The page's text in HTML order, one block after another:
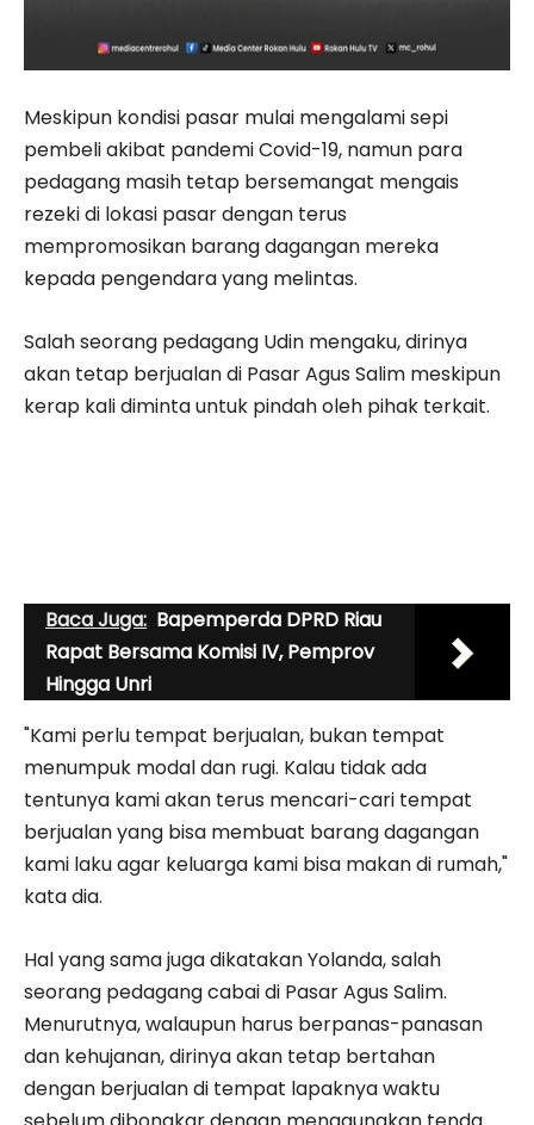
Meskipun kondisi pasar mulai mengalami sepi
pembeli akibat pandemi Covid-19, namun para
pedagang masih tetap bersemangat mengais
rezeki di lokasi pasar dengan terus
mempromosikan barang dagangan mereka
kepada pengendara yang melintas.
Salah seorang pedagang Udin mengaku, dirinya
akan tetap berjualan di Pasar Agus Salim meskipun
kerap kali diminta untuk pindah oleh pihak terkait.
Baca Juga: Bapemperda DPRD Riau
Rapat Bersama Komisi IV, Pemprov
Hingga Unri
"Kami perlu tempat berjualan, bukan tempat
menumpuk modal dan rugi. Kalau tidak ada
tentunya kami akan terus mencari-cari tempat
berjualan yang bisa membuat barang dagangan
kami laku agar keluarga kami bisa makan di rumah,"
kata dia.
Hal yang sama juga dikatakan Yolanda, salah
seorang pedagang cabai di Pasar Agus Salim.
Menurutnya, walaupun harus berpanas-panasan
dan kehujanan, dirinya akan tetap bertahan
dengan berjualan di tempat lapaknya waktu